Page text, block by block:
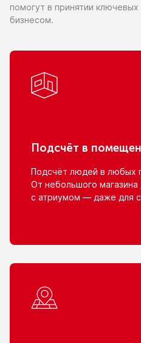
помогут в принятии
бизнесом.
Подсчёт в
Подсчёт людей в любых
От небольшого магазина
с атриумом — даже для